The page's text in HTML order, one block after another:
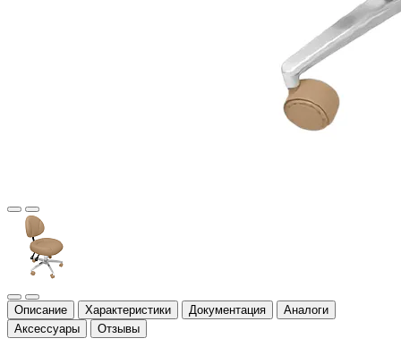
Описание Характеристики Документация
Аналоги
Аксессуары
Отзывы